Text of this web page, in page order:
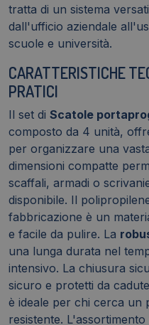
tratta di un sistema
dall'ufficio aziendale
scuole e università.
CARATTERISTICHE
PRATICI
Il set di Scatole
composto da 4 unità,
per organizzare una
dimensioni compatte
scaffali, armadi o
disponibile. Il
fabbricazione è un
e facile da pulire. La
una lunga durata nel
intensivo. La chiusura
sicuro e protetti da
è ideale per chi cerca un
resistente.